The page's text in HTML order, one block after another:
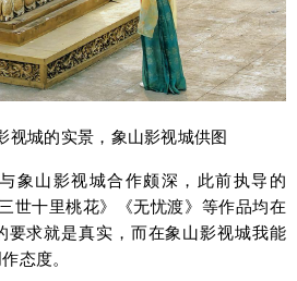
视城的实景，象山影视城供图
象山影视城合作颇深，此前执导的
世十里桃花》《无忧渡》等作品均在
要求就是真实，而在象山影视城我能
态度。